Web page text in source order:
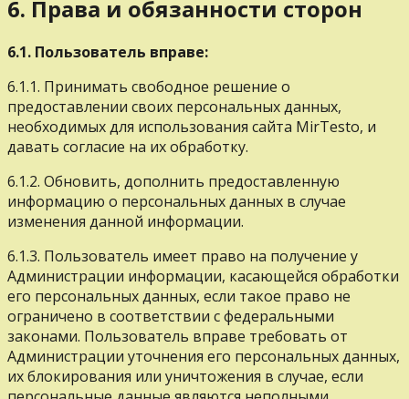
6. Права и обязанности сторон
6.1. Пользователь вправе:
6.1.1. Принимать свободное решение о
предоставлении своих персональных данных,
необходимых для использования сайта MirTesto, и
давать согласие на их обработку.
6.1.2. Обновить, дополнить предоставленную
информацию о персональных данных в случае
изменения данной информации.
6.1.3. Пользователь имеет право на получение у
Администрации информации, касающейся обработки
его персональных данных, если такое право не
ограничено в соответствии с федеральными
законами. Пользователь вправе требовать от
Администрации уточнения его персональных данных,
их блокирования или уничтожения в случае, если